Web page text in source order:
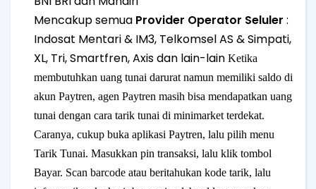
Mencakup semua Provider Operator Seluler :
Indosat Mentari & IM3, Telkomsel AS & Simpati,
XL, Tri, Smartfren, Axis dan lain-lain Ketika
membutuhkan uang tunai darurat namun memiliki saldo di
akun Paytren, agen Paytren masih bisa mendapatkan uang
tunai dengan cara tarik tunai di minimarket terdekat.
Caranya, cukup buka aplikasi Paytren, lalu pilih menu
Tarik Tunai. Masukkan pin transaksi, lalu klik tombol
Bayar. Scan barcode atau beritahukan kode tarik, lalu